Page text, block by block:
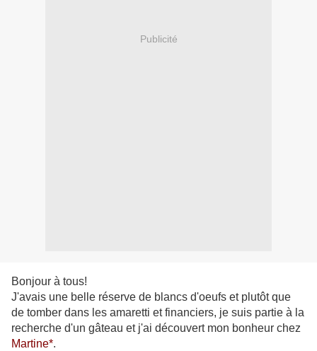
Publicité
Bonjour à tous!
J'avais une belle réserve de blancs d'oeufs et plutôt que
de tomber dans les amaretti et financiers, je suis partie à la
recherche d'un gâteau et j'ai découvert mon bonheur chez
Martine*.